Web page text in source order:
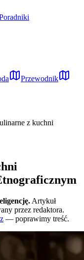
Przewodnik
z kuchni
Artykuł
przez redaktora.
— poprawimy treść.